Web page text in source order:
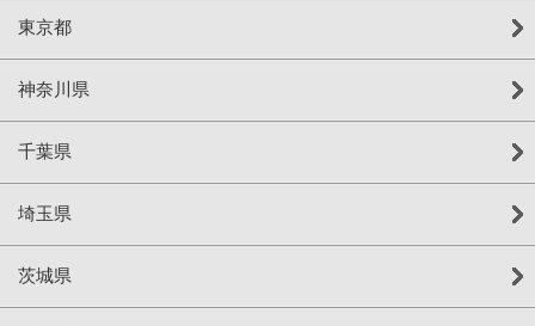
東京都
神奈川県
千葉県
埼玉県
茨城県